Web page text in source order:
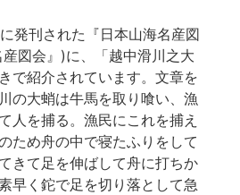
発刊された『日本山海名産図
図会』)に、「越中滑川之大
で紹介されています。文章を
の大蛸は牛馬を取り喰い、漁
人を捕る。漁民にこれを捕え
ため舟の中で寝たふりをして
きて足を伸ばして舟に打ちか
早く鉈で足を切り落として急